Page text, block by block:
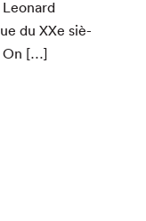
du XXe siè­
On […]